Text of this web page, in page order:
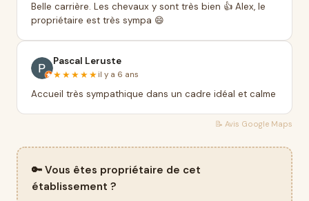
Belle carrière. Les chevaux y sont très bien 👍 Alex, le
propriétaire est très sympa 😄
Pascal Leruste
★★★★★ il y a 6 ans
Accueil très sympathique dans un cadre idéal et calme
📝 Avis Google Maps
🔑 Vous êtes propriétaire de cet
établissement ?